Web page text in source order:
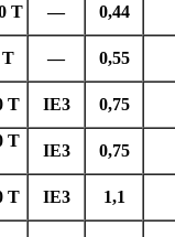
T — 0,44
T — 0,55
T IE3 0,75
T
IE3 0,75
T IE3 1,1